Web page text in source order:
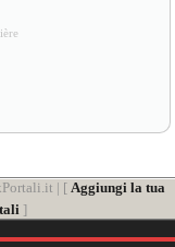
| [ Aggiungi la tua
]